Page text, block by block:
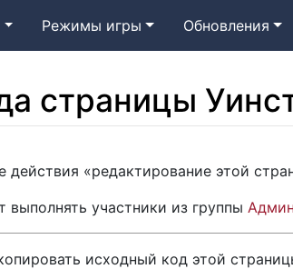
Режимы игры Обновления
страницы
действия «редактирование этой
участники из группы
исходный код этой